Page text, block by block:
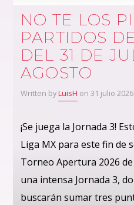
NO TE LOS
PARTIDOS
DEL 31 DE
AGOSTO
Written byLuisH on 31 julio 2026
¡Se juega la Jornada 3!
Liga MX para este fin de
Torneo Apertura 2026
una intensa Jornada 3,
buscarán sumar tres